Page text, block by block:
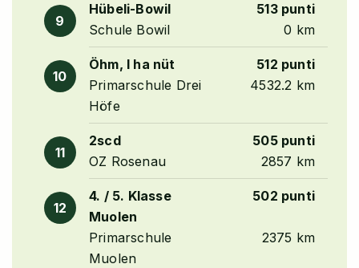
9
Hübeli-Bowil
513 punti
Schule Bowil
0 km
10
Öhm, I ha nüt
512 punti
Primarschule Drei
Höfe
4532.2 km
11
2scd
505 punti
OZ Rosenau
2857 km
12
4. / 5. Klasse
Muolen
502 punti
Primarschule
Muolen
2375 km